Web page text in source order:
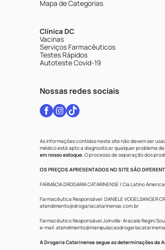
Mapa de Categorias
Clínica DC
Vacinas
Serviços Farmacêuticos
Testes Rápidos
Autoteste Covid-19
Nossas redes sociais
As informações contidas neste site não devem ser
médico está apto a diagnosticar qualquer problema
em nosso estoque.O processo de separação dos
OS PREÇOS APRESENTADOS NO SITE SÃO
FARMÁCIA DROGARIA CATARINENSE | Cia Latino
Farmacêutica Responsável: DANIELE VOGELSANGER
atendimento@drogariacatarinense.com.br
Farmacêutico Responsável Joinville: Aracele Regini
e-mail:
A Drogaria Catarinense segue as determinações da